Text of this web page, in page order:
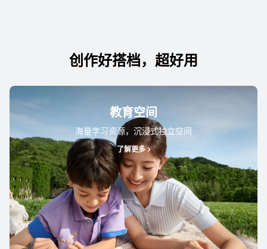
创作好搭档，超好用
教育空间
海量学习资源，沉浸式独立空间
了解更多